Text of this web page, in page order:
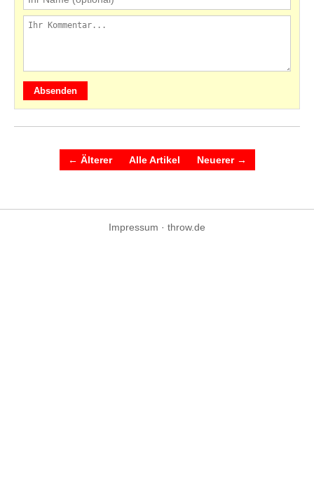
Absenden
← Älterer Alle Artikel Neuerer →
Impressum · throw.de